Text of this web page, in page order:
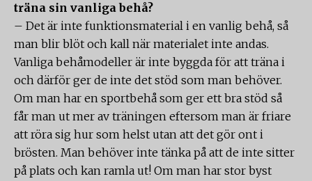
träna sin vanliga behå?
– Det är inte funktionsmaterial i en vanlig behå, så
man blir blöt och kall när materialet inte andas.
Vanliga behåmodeller är inte byggda för att träna i
och därför ger de inte det stöd som man behöver.
Om man har en sportbehå som ger ett bra stöd så
får man ut mer av träningen eftersom man är friare
att röra sig hur som helst utan att det gör ont i
brösten. Man behöver inte tänka på att de inte sitter
på plats och kan ramla ut! Om man har stor byst